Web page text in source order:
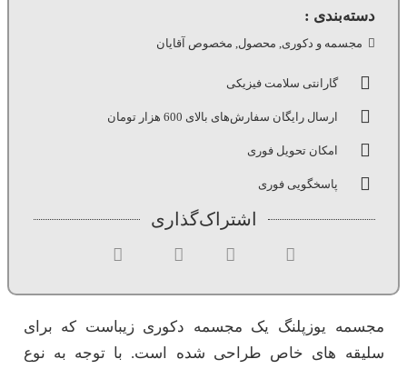
دسته‌بندی :
مجسمه و دکوری محصول مخصوص آقایان
گارانتی سلامت فیزیکی
ارسال رایگان سفارش‌های بالای 600 هزار تومان
امکان تحویل فوری
پاسخگویی فوری
اشتراک‌گذاری
مجسمه یوزپلنگ یک مجسمه دکوری زیباست که برای
سلیقه های خاص طراحی شده است. با توجه به نوع